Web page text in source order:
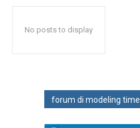
No posts to display
forum di modeling time